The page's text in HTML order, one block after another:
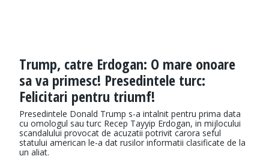
Trump, catre Erdogan: O mare onoare
sa va primesc! Presedintele turc:
Felicitari pentru triumf!
Presedintele Donald Trump s-a intalnit pentru prima data
cu omologul sau turc Recep Tayyip Erdogan, in mijlocului
scandalului provocat de acuzatii potrivit carora seful
statului american le-a dat rusilor informatii clasificate de la
un aliat.